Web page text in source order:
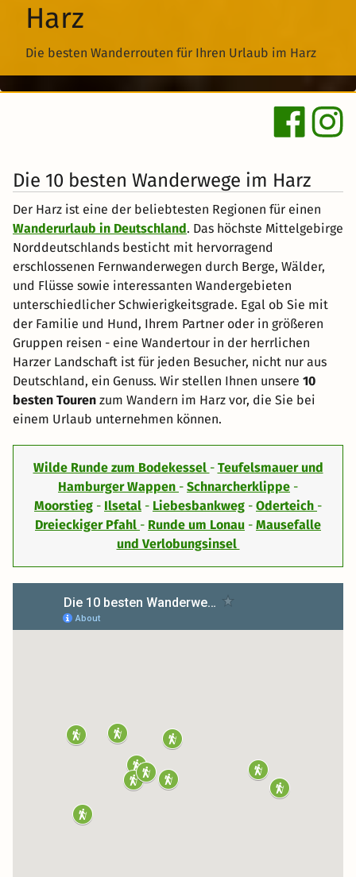
Harz
Die besten Wanderrouten für Ihren Urlaub im Harz
Die 10 besten Wanderwege im Harz
Der Harz ist eine der beliebtesten Regionen für einen
Wanderurlaub in Deutschland. Das höchste Mittelgebirge
Norddeutschlands besticht mit hervorragend
erschlossenen Fernwanderwegen durch Berge, Wälder,
und Flüsse sowie interessanten Wandergebieten
unterschiedlicher Schwierigkeitsgrade. Egal ob Sie mit
der Familie und Hund, Ihrem Partner oder in größeren
Gruppen reisen - eine Wandertour in der herrlichen
Harzer Landschaft ist für jeden Besucher, nicht nur aus
Deutschland, ein Genuss. Wir stellen Ihnen unsere 10
besten Touren zum Wandern im Harz vor, die Sie bei
einem Urlaub unternehmen können.
Wilde Runde zum Bodekessel - Teufelsmauer und
Hamburger Wappen - Schnarcherklippe -
Moorstieg - Ilsetal - Liebesbankweg - Oderteich -
Dreieckiger Pfahl - Runde um Lonau - Mausefalle
und Verlobungsinsel